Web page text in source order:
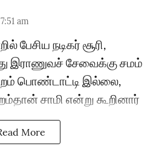
am
பேசிய நடிகர் சூரி,
இராணுவச் சேவைக்கு சமம்
பொண்டாட்டி இல்லை,
சாமி என்று கூறினார்
More